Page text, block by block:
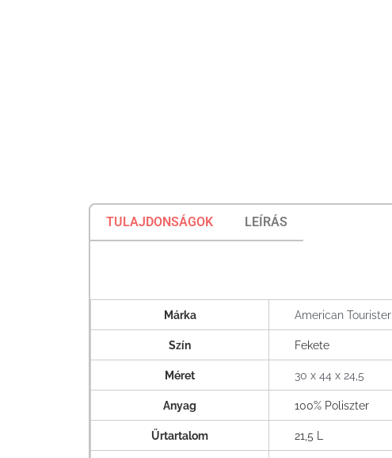
TULAJDONSÁGOK LEÍRÁS
Márka American Tourister
Szín Fekete
Méret 30 x 44 x 24,5
Anyag 100% Poliszter
Űrtartalom 21,5 L